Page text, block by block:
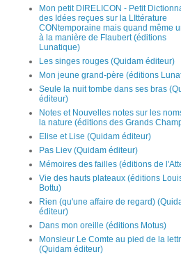
Mon petit DIRELICON - Petit
des Idées reçues sur la LIttérature
CONtemporaine mais quand même
à la manière de Flaubert (éditions
Lunatique)
Les singes rouges (Quidam éditeur)
Mon jeune grand-père (éditions
Seule la nuit tombe dans ses bras
éditeur)
Notes et Nouvelles notes sur les
la nature (éditions des Grands
Elise et Lise (Quidam éditeur)
Pas Liev (Quidam éditeur)
Mémoires des failles (éditions de
Vie des hauts plateaux (éditions
Bottu)
Rien (qu'une affaire de regard)
éditeur)
Dans mon oreille (éditions Motus)
Monsieur Le Comte au pied de la
(Quidam éditeur)